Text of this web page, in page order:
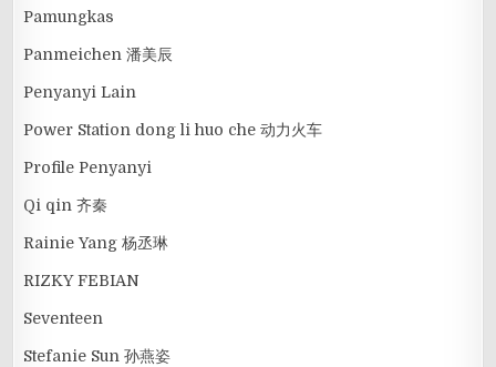
Pamungkas
Panmeichen 潘美辰
Penyanyi Lain
Power Station dong li huo che 动力火车
Profile Penyanyi
Qi qin 齐秦
Rainie Yang 杨丞琳
RIZKY FEBIAN
Seventeen
Stefanie Sun 孙燕姿